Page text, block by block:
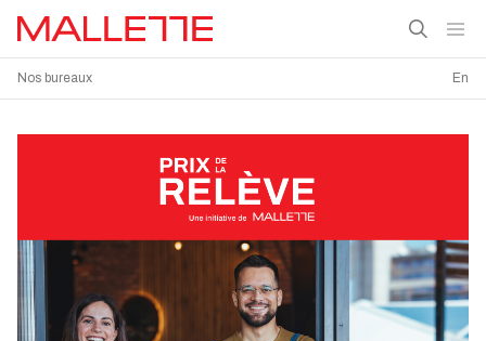
Nos bureaux En